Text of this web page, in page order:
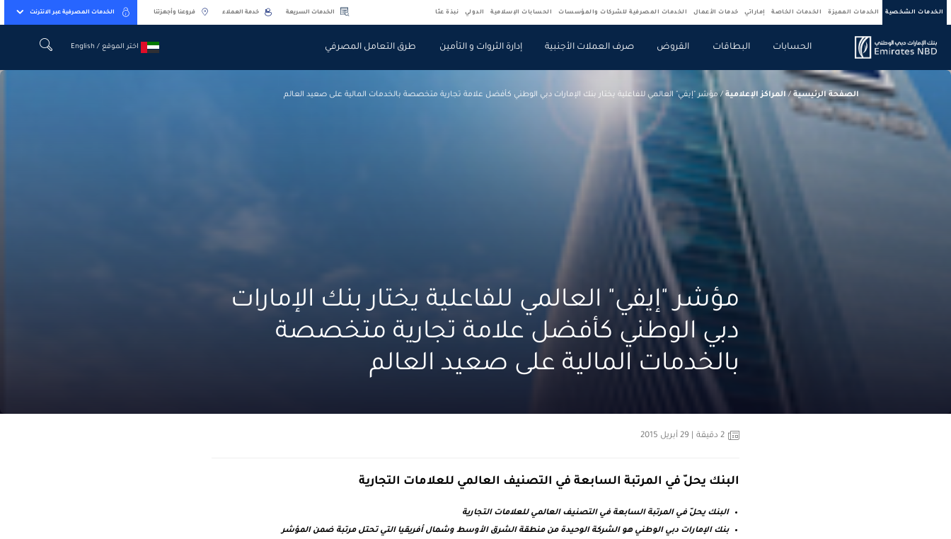
الخدمات الشخصية الخدمات المميزة الخدمات الخاصة إماراتي خدمات الأعمال الخدمات المصرفية للشركات والمؤسسات الحسابات الإسلامية الدولي نبذة عنّا الخدمات السريعة خدمة العملاء فروعنا وأجهزتنا الخدمات المصرفية عبر الانترنت
الحسابات البطاقات القروض صرف العملات الأجنبية إدارة الثروات و التأمين طرق التعامل المصرفي
اختر الموقع / English
اختر الموقع / English
الصفحة الرئيسية/ المراكز الإعلامية / مؤشر "إيفي" العالمي للفاعلية يختار بنك الإمارات دبي الوطني كأفضل علامة تجارية متخصصة بالخدمات المالية على صعيد العالم
مؤشر "إيفي" العالمي للفاعلية يختار بنك الإمارات
دبي الوطني كأفضل علامة تجارية متخصصة
بالخدمات المالية على صعيد العالم
2 دقيقة
البنك يحلّ في المرتبة السابعة في التصنيف العالمي للعلامات التجارية
البنك يحلّ في المرتبة السابعة في التصنيف العالمي للعلامات التجارية
بنك الإمارات دبي الوطني هو الشركة الوحيدة من منطقة الشرق الأوسط وشمال أفريقيا التي تحتل مرتبة ضمن المؤشر